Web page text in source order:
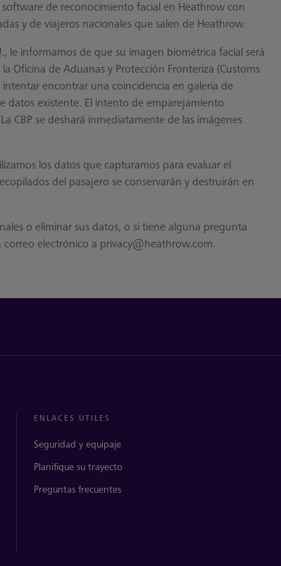
de reconocimiento facial en Heathrow con
y de viajeros nacionales que salen de Heathrow.
le informamos de que su imagen biométrica facial será
Oficina de Aduanas y Protección Fronteriza (Customs
intentar encontrar una coincidencia en galería de
datos existente. El intento de emparejamiento
CBP se deshará inmediatamente de las imágenes
los datos que capturamos para evaluar el
del pasajero se conservarán y destruirán en
o eliminar sus datos, o si tiene alguna pregunta
electrónico a privacy@heathrow.com.
ENLACES ÚTILES
Seguridad y equipaje
Planifique su trayecto
Preguntas frecuentes